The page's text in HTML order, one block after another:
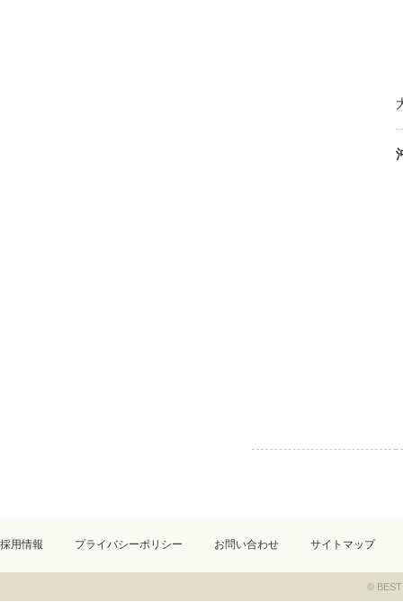
採用情報 プライバシーポリシー お問い合わせ サイトマップ
© BEST